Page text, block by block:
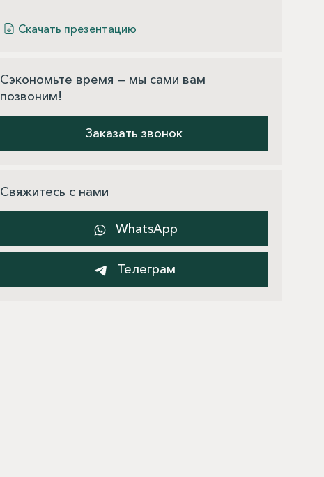
Скачать презентацию
Сэкономьте время — мы сами вам
позвоним!
Заказать звонок
Свяжитесь с нами
WhatsApp
Телеграм